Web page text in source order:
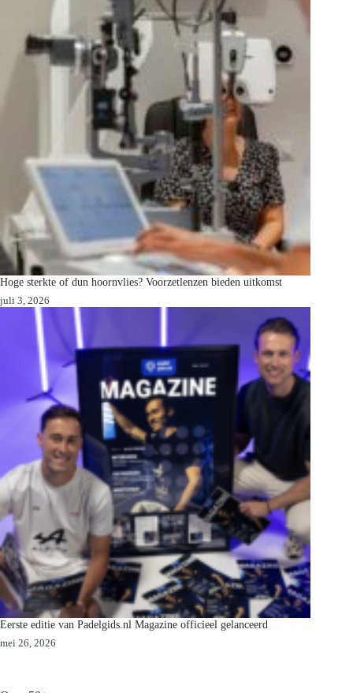
Hoge sterkte of dun hoornvlies? Voorzetlenzen bieden uitkomst
juli 3, 2026
Eerste editie van Padelgids.nl Magazine officieel gelanceerd
mei 26, 2026